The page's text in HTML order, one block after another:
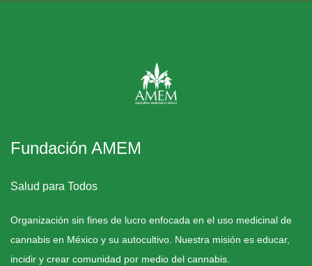
Fundación AMEM
Salud para Todos
Organización sin fines de lucro enfocada en el uso medicinal de
cannabis en México y su autocultivo. Nuestra misión es educar,
incidir y crear comunidad por medio del cannabis.